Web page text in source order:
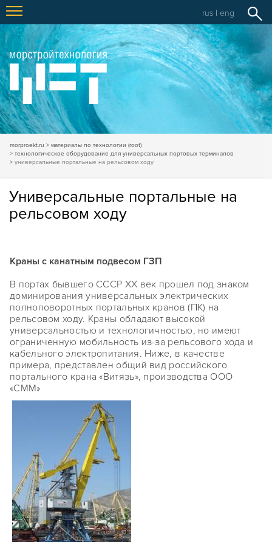
rus | eng
morproekt.ru
материалы по технологии (root)
технологическое оборудование для универсальных портовых терминалов
универсальные портальные на рельсовом ходу
Универсальные портальные на
рельсовом ходу
Краны с канатным подвесом ГЗП
В портах бывшего СССР ХХ век прошел под знаком
доминирования универсальных электрических
полноповоротных портальных кранов (ПК) на
рельсовом ходу. Краны обладают высокой
универсальностью и технологич­нос­тью, но имеют
ограниченную мобильность из-за рельсового хода и
кабельного электропитания. Ниже, в качестве
примера, представлен общий вид российского
портального крана «Витязь», производства ООО
«СММ»